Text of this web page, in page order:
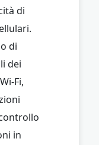
di
di
dei
Fi,
in